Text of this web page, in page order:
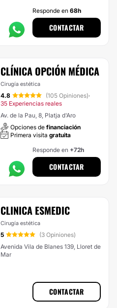
Responde en 68h
CONTACTAR
CLÍNICA OPCIÓN MÉDICA
Cirugía estética
4.8 (105 Opiniones)·
35 Experiencias reales
Av. de la Pau, 8, Platja d'Aro
Opciones de financiación
Primera visita gratuita
Responde en +72h
CONTACTAR
CLINICA ESMEDIC
Cirugía estética
5
(3 Opiniones)
Avenida Vila de Blanes 139, Lloret de
Mar
CONTACTAR